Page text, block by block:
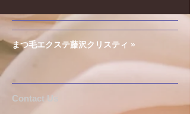
まつ毛エクステ藤沢クリスティ »
​​​Contact Us